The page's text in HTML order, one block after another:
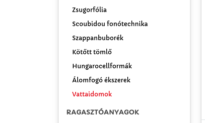
Zsugorfólia
Scoubidou fonótechnika
Szappanbuborék
Kötőtt tömlő
Hungarocellformák
Álomfogó ékszerek
Vattaidomok
RAGASZTÓANYAGOK